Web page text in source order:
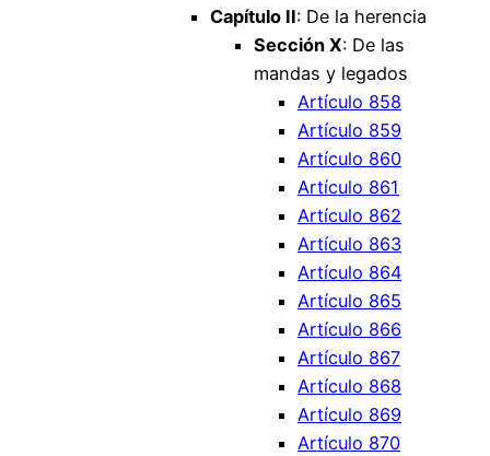
Capítulo II: De la herencia
Sección X: De las
mandas y legados
Artículo 858
Artículo 859
Artículo 860
Artículo 861
Artículo 862
Artículo 863
Artículo 864
Artículo 865
Artículo 866
Artículo 867
Artículo 868
Artículo 869
Artículo 870